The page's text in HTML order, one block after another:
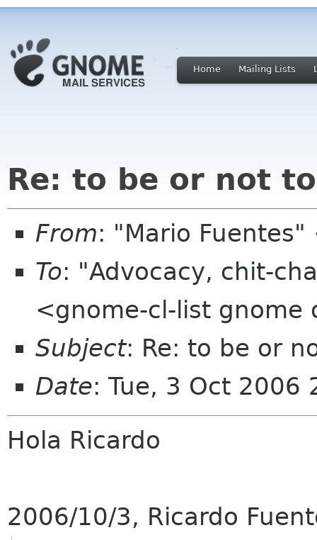
Home Mailing Lists
Re: to be or not
From: "Mario
To: "Advocacy, chit-
<gnome-cl-list gnome
Subject: Re: to be or
Date: Tue, 3 Oct 2006
Hola Ricardo
2006/10/3, Ricardo